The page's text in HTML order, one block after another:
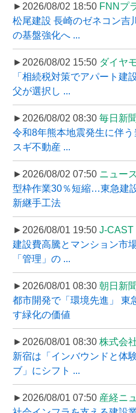
►2026/08/02 18:50 FNNプ
松尾建設 長崎のゼネコン吉
の基盤強化へ ...
►2026/08/02 15:50 ダイヤ
「相続税対策でアパート
父が選択し ...
►2026/08/02 08:30 毎日新
令和8年熊本地震発生に伴
スギ不動産 ...
►2026/08/02 07:50 ニュー
型枠作業30％短縮…東急建
新継手工法
►2026/08/01 19:50 J-CAST
建設費高騰とマンション市
「管理」の ...
►2026/08/01 08:30 朝日新
都市開発で「環境先進」 東
す緑化の価値
►2026/08/01 08:30 株式会
新宿は「インバウンドと体
ブ」にシフト ...
►2026/08/01 07:50 産経ニ